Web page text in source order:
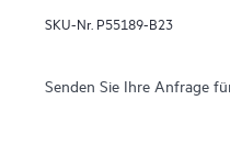
SKU-Nr. P55189-B23
Senden Sie Ihre Anfrage